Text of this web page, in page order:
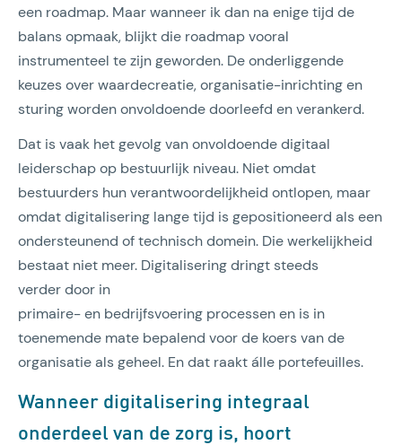
een roadmap. Maar wanneer ik dan na enige tijd de
balans opmaak, blijkt die roadmap vooral
instrumenteel te zijn geworden. De onderliggende
keuzes over waardecreatie, organisatie-inrichting en
sturing worden onvoldoende doorleefd en verankerd.
Dat is vaak het gevolg van onvoldoende digitaal
leiderschap op bestuurlijk niveau. Niet omdat
bestuurders hun verantwoordelijkheid ontlopen, maar
omdat digitalisering lange tijd is gepositioneerd als een
ondersteunend of technisch domein. Die werkelijkheid
bestaat niet meer. Digitalisering dringt steeds
verder door in
primaire- en bedrijfsvoering processen en is in
toenemende mate bepalend voor de koers van de
organisatie als geheel. En dat raakt álle portefeuilles.
Wanneer digitalisering integraal
onderdeel van de zorg is, hoort